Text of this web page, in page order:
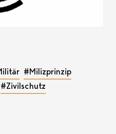
#Milizprinzip
#Zivilschutz